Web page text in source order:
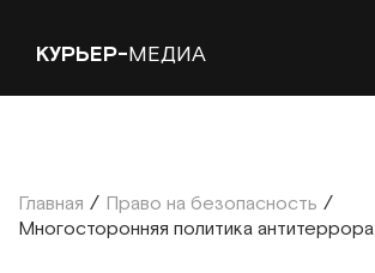
КУРЬЕР-МЕДИА
Главная / Право на безопасность /
Многосторонняя политика антитеррора